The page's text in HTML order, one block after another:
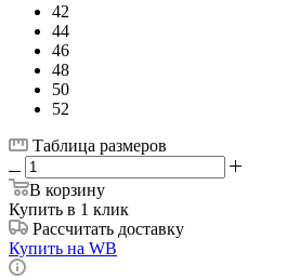
42
44
46
48
50
52
Таблица размеров
В корзину
Купить в 1 клик
Рассчитать доставку
Купить на WB